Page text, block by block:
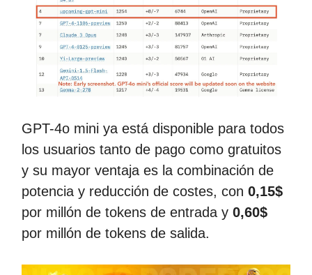
GPT-4o mini ya está disponible para todos
los usuarios tanto de pago como gratuitos
y su mayor ventaja es la combinación de
potencia y reducción de costes, con 0,15$
por millón de tokens de entrada y 0,60$
por millón de tokens de salida.